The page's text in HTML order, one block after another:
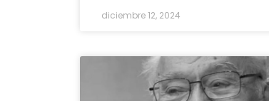
diciembre 12, 2024